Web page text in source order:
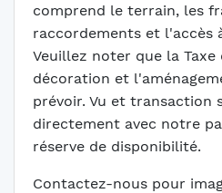
comprend le terrain, les
raccordements et l'accès
Veuillez noter que la Taxe
décoration et
prévoir. Vu et transaction
directement avec notre
réserve de disponibilité.
Contactez-nous pour